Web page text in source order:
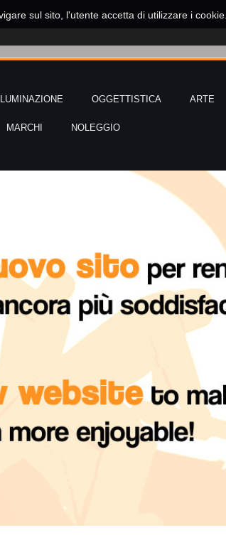
OGGETTISTICA ARTE
MARCHI NOLEGGIO
sul sito, l'utente accetta di utilizzare i cookie.